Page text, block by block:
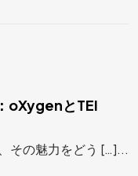
oXygenとTEI
その魅力をどう […]...